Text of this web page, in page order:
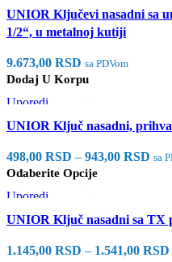
Brzi pregled
Dodaj u listu želja
UNIOR Ključevi nasadni sa
1/2“, u metalnoj kutiji
9.673,00 RSD sa PDVom
Dodaj U Korpu
Uporedi
Brzi pregled
UNIOR Ključ nasadni,
498,00 RSD – 943,00 RSD sa
Odaberite Opcije
Uporedi
Brzi pregled
UNIOR Ključ nasadni sa TX
1.145,00 RSD – 1.541,00 RSD